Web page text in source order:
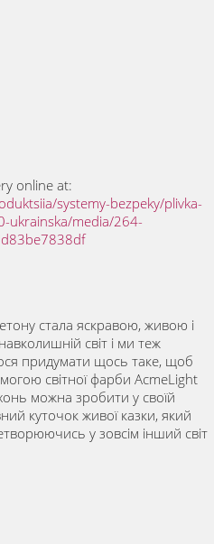
online at:
systemy-bezpeky/plivka-
ukrainska/media/264-
стала яскравою, живою і
світ і ми теж
придумати щось таке, щоб
світної фарби AcmeLight
можна зробити у своїй
куточок живої казки, який
у зовсім інший світ